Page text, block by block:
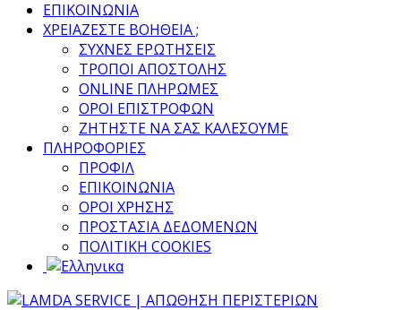
ΕΠΙΚΟΙΝΩΝΙΑ
ΧΡΕΙΑΖΕΣΤΕ ΒΟΗΘΕΙΑ ;
ΣΥΧΝΕΣ ΕΡΩΤΗΣΕΙΣ
ΤΡΟΠΟΙ ΑΠΟΣΤΟΛΗΣ
ONLINE ΠΛΗΡΩΜΕΣ
ΟΡΟΙ ΕΠΙΣΤΡΟΦΩΝ
ΖΗΤΗΣΤΕ ΝΑ ΣΑΣ ΚΑΛΕΣΟΥΜΕ
ΠΛΗΡΟΦΟΡΙΕΣ
ΠΡΟΦΙΛ
ΕΠΙΚΟΙΝΩΝΙΑ
ΟΡΟΙ ΧΡΗΣΗΣ
ΠΡΟΣΤΑΣΙΑ ΔΕΔΟΜΕΝΩΝ
ΠΟΛΙΤΙΚΗ COOKIES